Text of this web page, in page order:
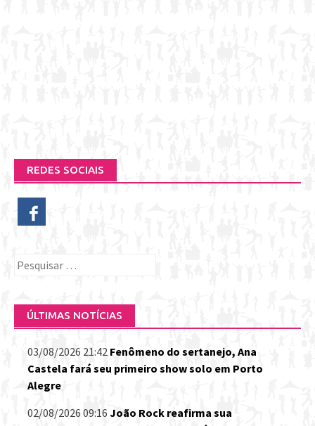
REDES SOCIAIS
Pesquisar
ÚLTIMAS NOTÍCIAS
03/08/2026 21:42 Fenômeno do sertanejo, Ana
Castela fará seu primeiro show solo em Porto
Alegre
02/08/2026 09:16 João Rock reafirma sua